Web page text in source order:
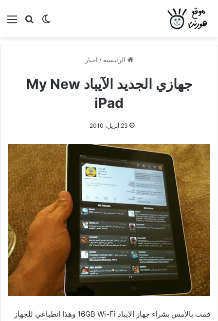
بحثالوضع
الرئيسية / اخبار
جهازي الجديد الآيباد My New
iPad
23 أبريل، 2010
قمت بالأمس بشراء جهاز الآيباد 16GB Wi-Fi وهذا انطباعي للجهاز